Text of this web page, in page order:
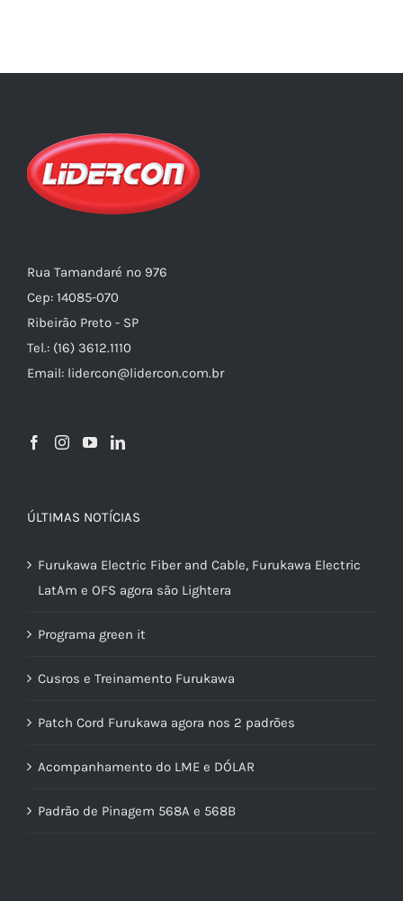
Rua Tamandaré nº 976
Cep: 14085-070
Ribeirão Preto - SP
Tel.: (16) 3612.1110
Email: lidercon@lidercon.com.br
ÚLTIMAS NOTÍCIAS
Furukawa Electric Fiber and Cable, Furukawa Electric
LatAm e OFS agora são Lightera
Programa green it
Cusros e Treinamento Furukawa
Patch Cord Furukawa agora nos 2 padrões
Acompanhamento do LME e DÓLAR
Padrão de Pinagem 568A e 568B